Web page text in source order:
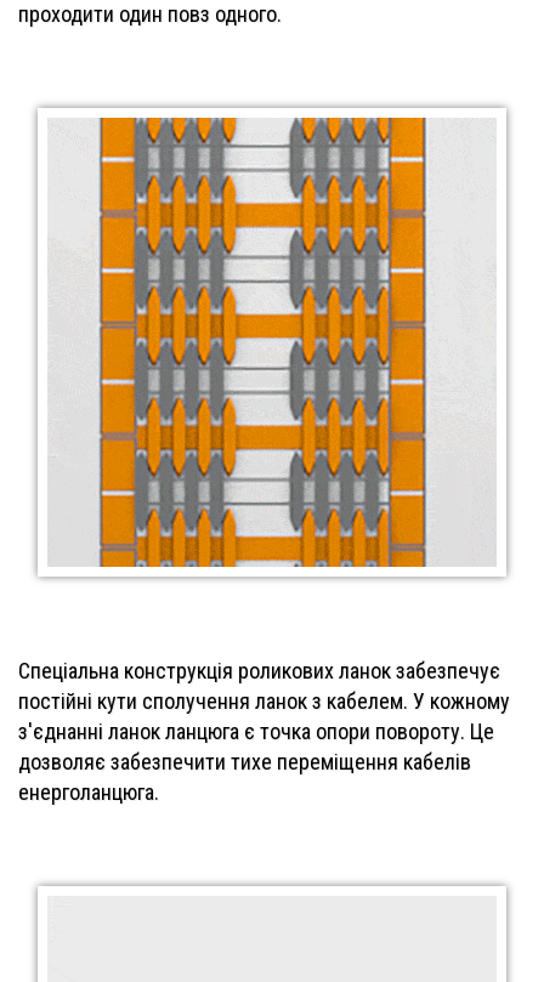
проходити один повз одного.
Спеціальна конструкція роликових ланок забезпечує
постійні кути сполучення ланок з кабелем. У кожному
з'єднанні ланок ланцюга є точка опори повороту. Це
дозволяє забезпечити тихе переміщення кабелів
енерголанцюга.